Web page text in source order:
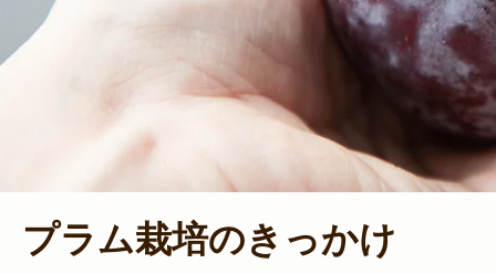
プラム栽培のきっかけ